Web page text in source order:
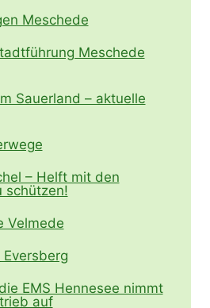
Meschede
Meschede
Sauerland – aktuelle
– Helft mit den
schützen!
Velmede
EMS Hennesee nimmt
auf